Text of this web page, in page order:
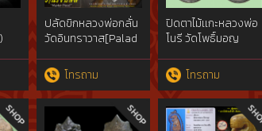
.
ปลัดขิกหลวงพ่อกลั่น
วัดอินทราวาส[Palad
โทรถาม
ปิดตาไม้เเกะหลวงพ่อ
โนรี วัดโพธิ์มอญ
โทรถาม